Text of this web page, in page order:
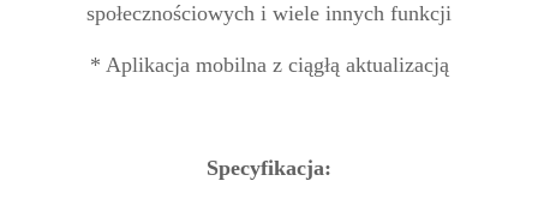
społecznościowych i wiele innych funkcji
* Aplikacja mobilna z ciągłą aktualizacją
Specyfikacja: